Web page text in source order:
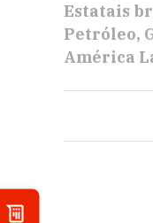
Estatais
Petróleo
América